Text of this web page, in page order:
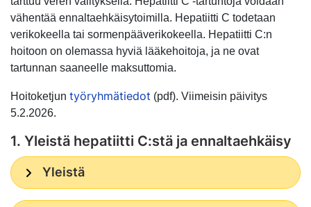
vähentää ennaltaehkäisytoimilla. Hepatiitti C todetaan
verikokeella tai sormenpääverikokeella. Hepatiitti C:n
hoitoon on olemassa hyviä lääkehoitoja, ja ne ovat
tartunnan saaneelle maksuttomia.
Hoitoketjun työryhmätiedot (pdf). Viimeisin päivitys
5.2.2026.
1. Yleistä hepatiitti C:stä ja ennaltaehkäisy
Yleistä